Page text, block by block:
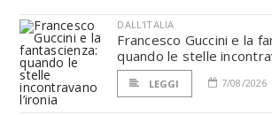
DALL'ITALIA
Francesco Guccini e la
quando le stelle
LEGGI 7/08/2026